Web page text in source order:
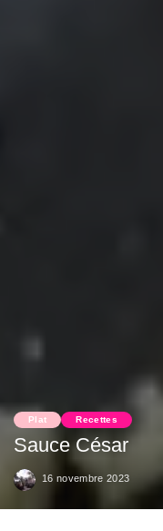
Plat Recettes
Sauce César
16 novembre 2023